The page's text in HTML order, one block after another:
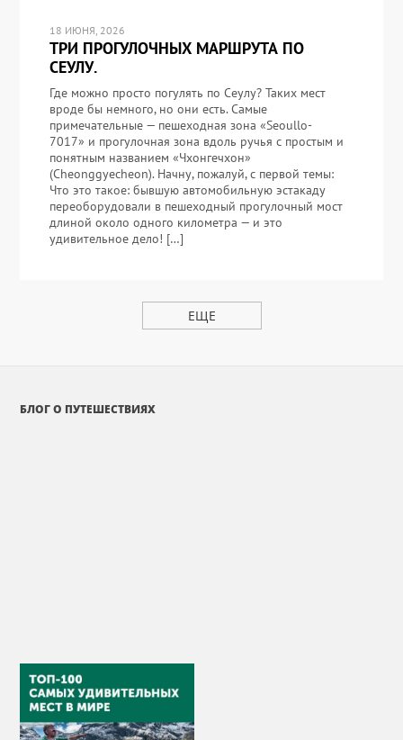
18 ИЮНЯ, 2026
ТРИ ПРОГУЛОЧНЫХ МАРШРУТА ПО
СЕУЛУ.
Где можно просто погулять по Сеулу? Таких мест
вроде бы немного, но они есть. Самые
примечательные — пешеходная зона «Seoullo-
7017» и прогулочная зона вдоль ручья с простым и
понятным названием «Чхонгечхон»
(Cheonggyecheon). Начну, пожалуй, с первой темы:
Что это такое: бывшую автомобильную эстакаду
переоборудовали в пешеходный прогулочный мост
длиной около одного километра — и это
удивительное дело! […]
ЕЩЕ
БЛОГ О ПУТЕШЕСТВИЯХ